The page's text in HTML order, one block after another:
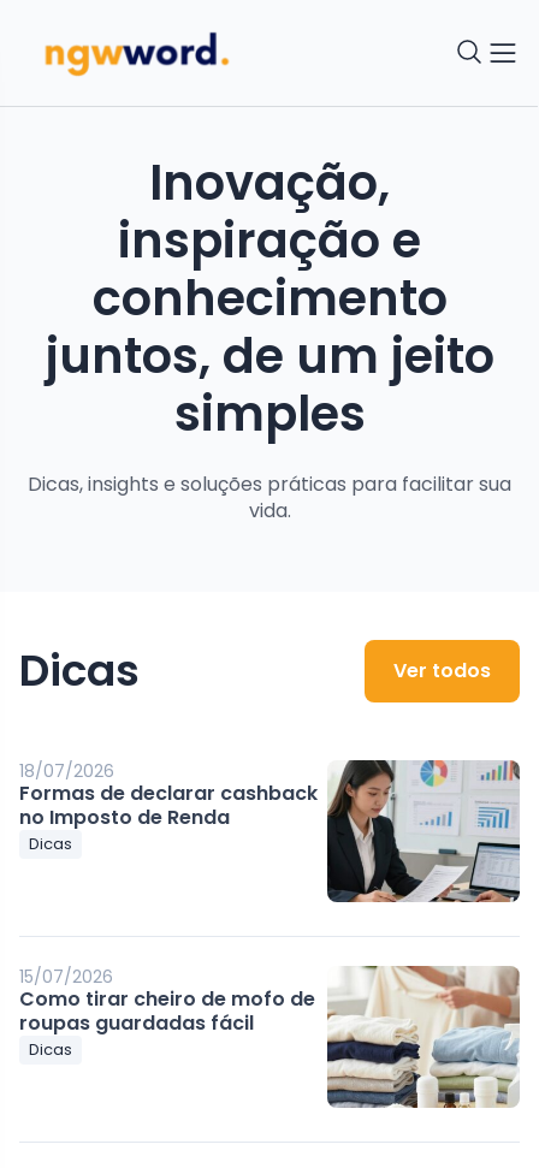
Inovação,
inspiração e
conhecimento
juntos, de um jeito
simples
Dicas, insights e soluções práticas para facilitar sua
vida.
Dicas Ver todos
18/07/2026
Formas de declarar cashback
no Imposto de Renda
Dicas
15/07/2026
Como tirar cheiro de mofo de
roupas guardadas fácil
Dicas